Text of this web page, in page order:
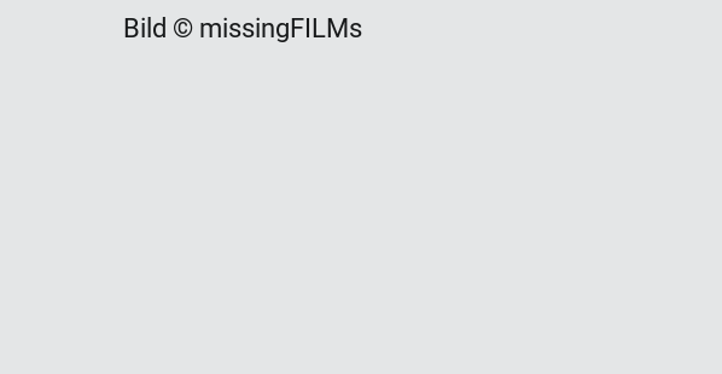
Bild © missingFILMs